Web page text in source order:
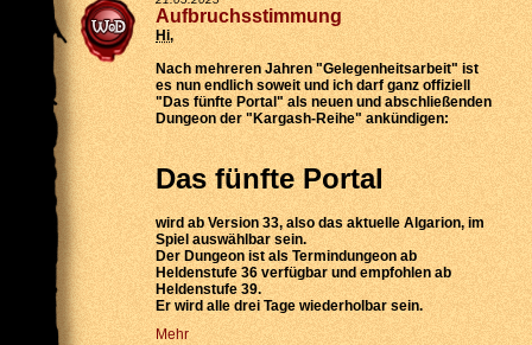
Aufbruchsstimmung
Hi,
Nach mehreren Jahren "Gelegenheitsarbeit" ist
es nun endlich soweit und ich darf ganz offiziell
"Das fünfte Portal" als neuen und abschließenden
Dungeon der "Kargash-Reihe" ankündigen:
Das fünfte Portal
wirdab Version 33, also das aktuelle Algarion, im
Spiel auswählbar sein.
Der Dungeon ist alsTermindungeon ab
Heldenstufe 36 verfügbar und empfohlen ab
Heldenstufe 39.
Er wirdalle drei Tage wiederholbarsein.
Mehr